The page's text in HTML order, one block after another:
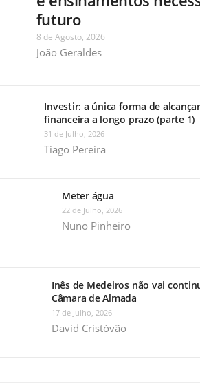
futuro
8 de Agosto, 2026
João Geraldes
Investir: a única forma de
financeira a longo prazo (parte 1)
31 de Julho, 2026
Tiago Pereira
Meter água
22 de Julho, 2026
Nuno Pinheiro
Inês de Medeiros não vai
Câmara de Almada
17 de Julho, 2026
David Cristóvão